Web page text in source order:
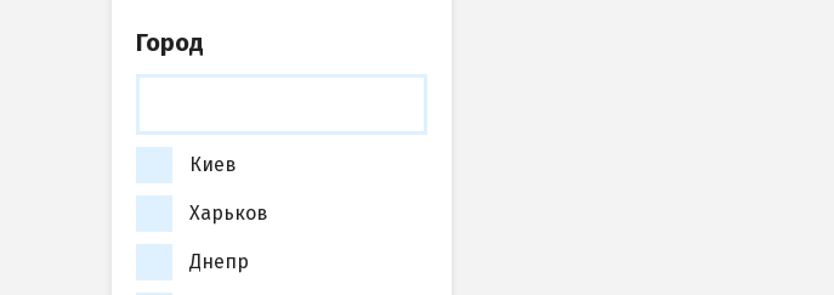
Город
Киев
Харьков
Днепр